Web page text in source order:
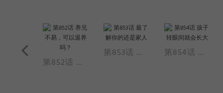
第852话 养兄不易，可以退养吗？
第853话 最了解你的还是家人 第854话 孩子转眼间就会长大